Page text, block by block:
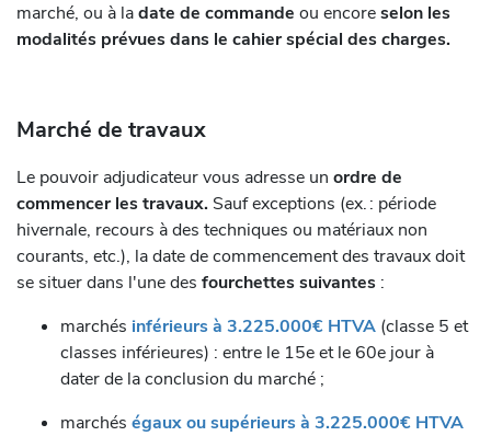
marché, ou à ladate de commande ou encoreselon les
modalités prévues dans le cahier spécial des charges.
Marché de travaux
Le pouvoir adjudicateur vous adresse un ordre de
commencer les travaux. Sauf exceptions (ex. : période
hivernale, recours à des techniques ou matériaux non
courants, etc.), la date de commencement des travaux doit
se situer dans l'une des fourchettes suivantes :
marchés inférieurs à 3.225.000€ HTVA (classe 5 et
classes inférieures) : entre le 15e et le 60e jour à
dater de la conclusion du marché ;
marchés égaux ou supérieurs à 3.225.000€ HTVA